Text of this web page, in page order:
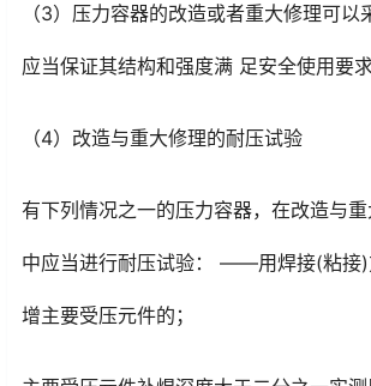
（3）压力容器的改造或者重大修理可以
应当保证其结构和强度满 足安全使用要求
（4）改造与重大修理的耐压试验
有下列情况之一的压力容器，在改造与
中应当进行耐压试验： ——用焊接(粘接)
增主要受压元件的；